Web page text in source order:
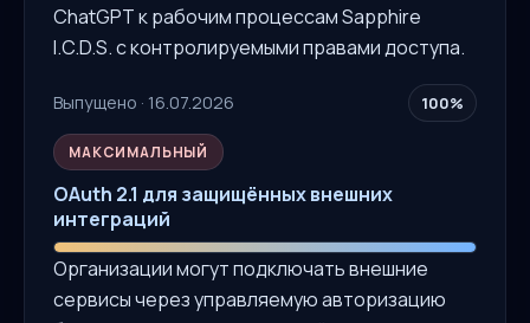
ChatGPT к рабочим процессам Sapphire
I.C.D.S. с контролируемыми правами доступа.
Выпущено · 16.07.2026 100%
МАКСИМАЛЬНЫЙ
OAuth 2.1 для защищённых внешних
интеграций
Организации могут подключать внешние
сервисы через управляемую авторизацию